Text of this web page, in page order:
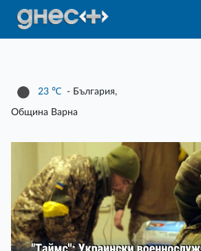
23 ℃ - България,
Община Варна